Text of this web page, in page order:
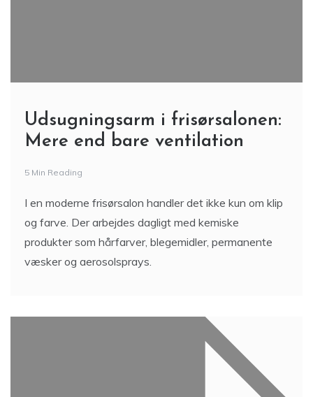
Udsugningsarm i frisørsalonen:
Mere end bare ventilation
5 Min Reading
I en moderne frisørsalon handler det ikke kun om klip
og farve. Der arbejdes dagligt med kemiske
produkter som hårfarver, blegemidler, permanente
væsker og aerosolsprays.